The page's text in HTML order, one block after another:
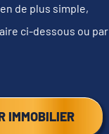
de plus simple,
ci-dessous ou par
IMMOBILIER